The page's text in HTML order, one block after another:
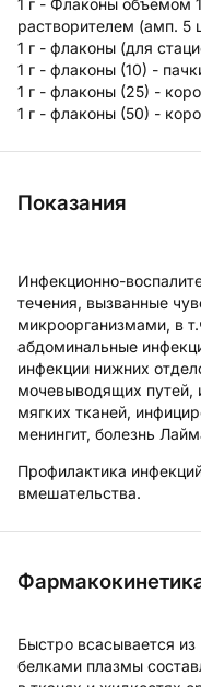
1 г - Флаконы объемом
растворителем (амп. 5
1 г - флаконы (для
1 г - флаконы (10) -
1 г - флаконы (25) -
1 г - флаконы (50) -
Показания
Инфекционно-
течения, вызванные
микроорганизмами, в
абдоминальные
инфекции нижних
мочевыводящих путей,
мягких тканей,
менингит, болезнь
Профилактика
вмешательства.
Быстро всасывается
белками плазмы